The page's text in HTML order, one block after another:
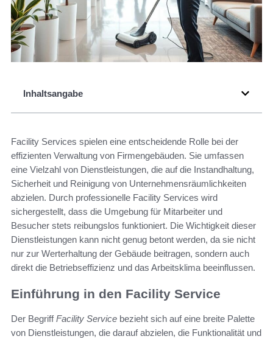
Inhaltsangabe
Facility Services spielen eine entscheidende Rolle bei der
effizienten Verwaltung von Firmengebäuden. Sie umfassen
eine Vielzahl von Dienstleistungen, die auf die Instandhaltung,
Sicherheit und Reinigung von Unternehmensräumlichkeiten
abzielen. Durch professionelle Facility Services wird
sichergestellt, dass die Umgebung für Mitarbeiter und
Besucher stets reibungslos funktioniert. Die Wichtigkeit dieser
Dienstleistungen kann nicht genug betont werden, da sie nicht
nur zur Werterhaltung der Gebäude beitragen, sondern auch
direkt die Betriebseffizienz und das Arbeitsklima beeinflussen.
Einführung in den Facility Service
Der BegriffFacility Service bezieht sich auf eine breite Palette
von Dienstleistungen, die darauf abzielen, die Funktionalität und